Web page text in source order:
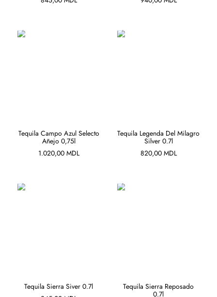
ADAUGĂ ÎN COȘ
Tequila Campo Azul Selecto
Añejo 0,75l
1.020,00 MDL
ADAUGĂ ÎN COȘ
Tequila Legenda Del Milagro
Silver 0.7l
820,00 MDL
ADAUGĂ ÎN COȘ
Tequila Sierra Siver 0.7l
ADAUGĂ ÎN COȘ
Tequila Sierra Reposado
0.7l